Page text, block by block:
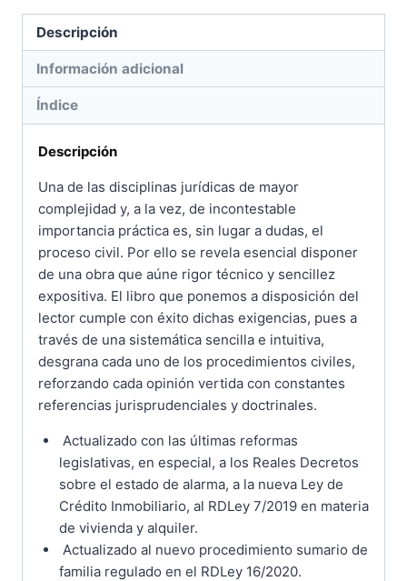
Descripción
Información adicional
Índice
Descripción
Una de las disciplinas jurídicas de mayor
complejidad y, a la vez, de incontestable
importancia práctica es, sin lugar a dudas, el
proceso civil. Por ello se revela esencial disponer
de una obra que aúne rigor técnico y sencillez
expositiva. El libro que ponemos a disposición del
lector cumple con éxito dichas exigencias, pues a
través de una sistemática sencilla e intuitiva,
desgrana cada uno de los procedimientos civiles,
reforzando cada opinión vertida con constantes
referencias jurisprudenciales y doctrinales.
Actualizado con las últimas reformas
legislativas, en especial, a los Reales Decretos
sobre el estado de alarma, a la nueva Ley de
Crédito Inmobiliario, al RDLey 7/2019 en materia
de vivienda y alquiler.
Actualizado al nuevo procedimiento sumario de
familia regulado en el RDLey 16/2020.